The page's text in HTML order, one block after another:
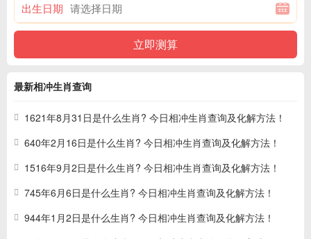
出生日期
最新相冲生肖查询
1621年8月31日是什么生肖? 今日相冲生肖查询及化解方法！
640年2月16日是什么生肖? 今日相冲生肖查询及化解方法！
1516年9月2日是什么生肖? 今日相冲生肖查询及化解方法！
745年6月6日是什么生肖? 今日相冲生肖查询及化解方法！
944年1月2日是什么生肖? 今日相冲生肖查询及化解方法！